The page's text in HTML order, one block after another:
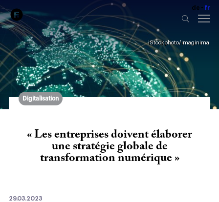
de fr
iStockphoto/imaginima
Digitalisation
« Les entreprises doivent élaborer
une stratégie globale de
transformation numérique »
29.03.2023